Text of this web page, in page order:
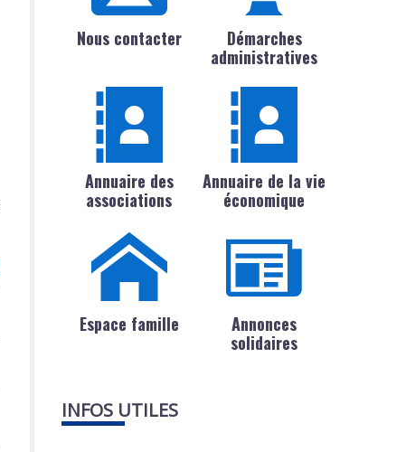
Nous contacter
Démarches
administratives
Annuaire des
associations
Annuaire de la vie
économique
Espace famille
Annonces
solidaires
INFOS UTILES